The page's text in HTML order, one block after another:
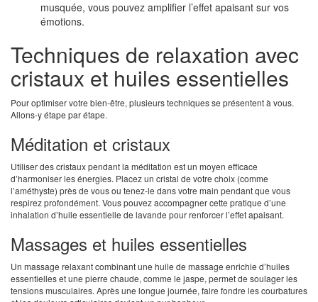
musquée, vous pouvez amplifier l’effet apaisant sur vos
émotions.
Techniques de relaxation avec
cristaux et huiles essentielles
Pour optimiser votre bien-être, plusieurs techniques se présentent à vous.
Allons-y étape par étape.
Méditation et cristaux
Utiliser des cristaux pendant la méditation est un moyen efficace
d’harmoniser les énergies. Placez un cristal de votre choix (comme
l’améthyste) près de vous ou tenez-le dans votre main pendant que vous
respirez profondément. Vous pouvez accompagner cette pratique d’une
inhalation d’huile essentielle de lavande pour renforcer l’effet apaisant.
Massages et huiles essentielles
Un massage relaxant combinant une huile de massage enrichie d’huiles
essentielles et une pierre chaude, comme le jaspe, permet de soulager les
tensions musculaires. Après une longue journée, faire fondre les courbatures